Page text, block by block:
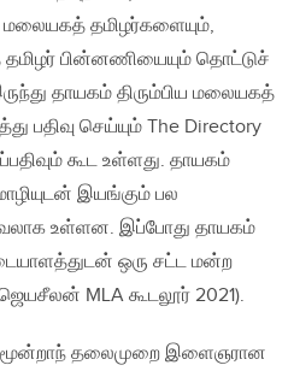
மலையகத் தமிழர்களையும்,
பின்னணியையும் தொட்டுச்
தாயகம் திரும்பிய மலையகத்
பதிவு செய்யும் The Directory
கூட உள்ளது. தாயகம்
இயங்கும் பல
உள்ளன. இப்போது தாயகம்
ஒரு சட்ட மன்ற
MLA கூடலூர் 2021).
மூன்றாந் தலைமுறை இளைஞரான